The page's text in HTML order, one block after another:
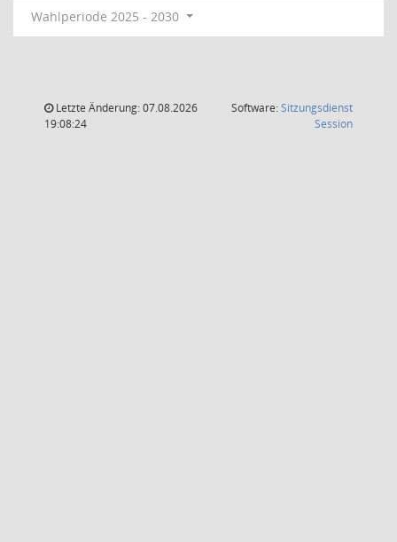
Wahlperiode 2025 - 2030
Letzte Änderung: 07.08.2026
19:08:24
Software:Sitzungsdienst
Session(Wird in